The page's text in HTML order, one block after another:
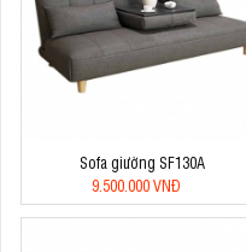
Sofa giường SF130A
9.500.000 VNĐ